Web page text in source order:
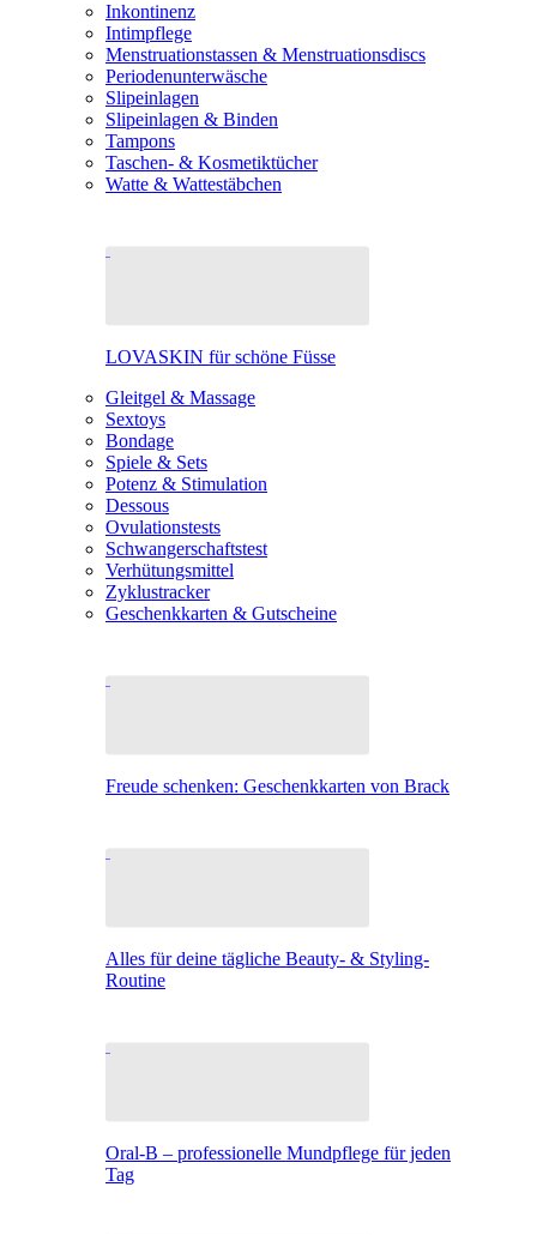
Inkontinenz
Intimpflege
Menstruationstassen & Menstruationsdiscs
Periodenunterwäsche
Slipeinlagen
Slipeinlagen & Binden
Tampons
Taschen- & Kosmetiktücher
Watte & Wattestäbchen
LOVASKIN für schöne Füsse
Gleitgel & Massage
Sextoys
Bondage
Spiele & Sets
Potenz & Stimulation
Dessous
Ovulationstests
Schwangerschaftstest
Verhütungsmittel
Zyklustracker
Geschenkkarten & Gutscheine
Freude schenken: Geschenkkarten von Brack
Alles für deine tägliche Beauty- & Styling-
Routine
Oral-B – professionelle Mundpflege für jeden
Tag